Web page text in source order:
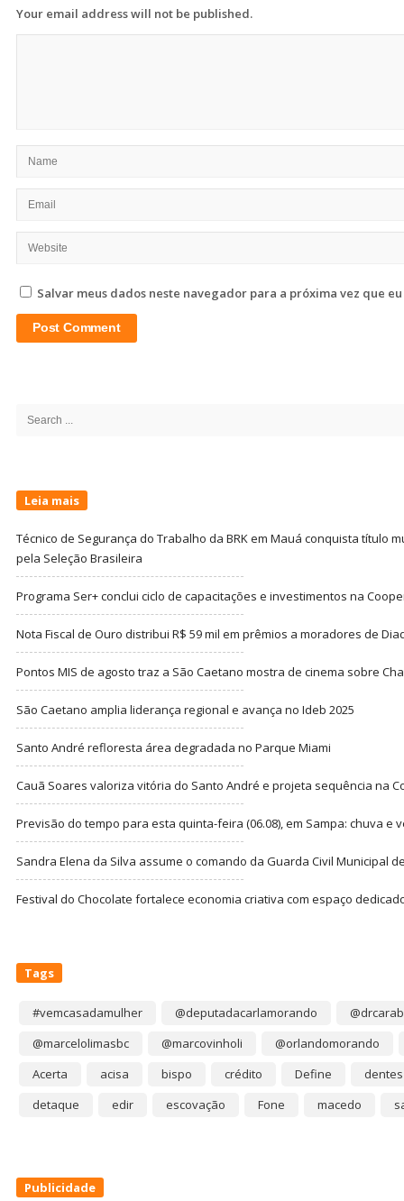
Your email address will not be published.
Salvar meus dados neste navegador para a próxima vez que
Search
Leia mais
Técnico de Segurança do Trabalho da BRK em Mauá conquista título
pela Seleção Brasileira
Programa Ser+ conclui ciclo de capacitações e investimentos na
Nota Fiscal de Ouro distribui R$ 59 mil em prêmios a moradores de
Pontos MIS de agosto traz a São Caetano mostra de cinema sobre
São Caetano amplia liderança regional e avança no Ideb 2025
Santo André refloresta área degradada no Parque Miami
Cauã Soares valoriza vitória do Santo André e projeta sequência na
Previsão do tempo para esta quinta-feira (06.08), em Sampa: chuva e
Sandra Elena da Silva assume o comando da Guarda Civil Municipal
Festival do Chocolate fortalece economia criativa com espaço
Tags
#vemcasadamulher @deputadacarlamorando
@marcelolimasbc
@marcovinholi
@orlandomorando
Acerta
acisa bispo crédito Define
dentes
detaque
edir escovação Fone macedo
Publicidade